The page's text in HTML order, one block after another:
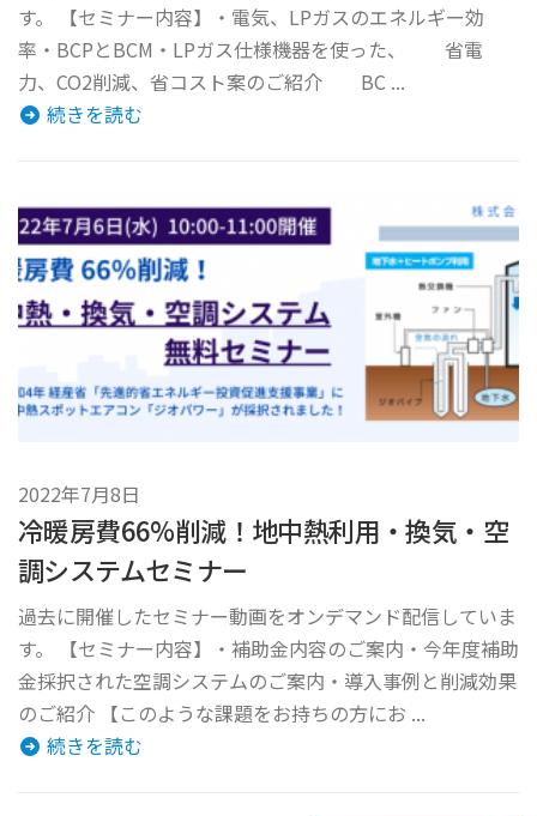
す。 【セミナー内容】・電気、LPガスのエネルギー効
率・BCPとBCM・LPガス仕様機器を使った、 省電
力、CO2削減、省コスト案のご紹介 BC ...
続きを読む
2022年7月8日
冷暖房費66%削減！地中熱利用・換気・空
調システムセミナー
過去に開催したセミナー動画をオンデマンド配信していま
す。 【セミナー内容】・補助金内容のご案内・今年度補助
金採択された空調システムのご案内・導入事例と削減効果
のご紹介 【このような課題をお持ちの方にお ...
続きを読む